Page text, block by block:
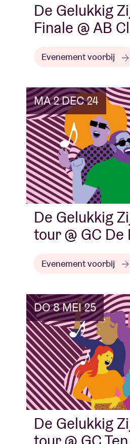
De Gelukkig
Finale @ AB
Evenement voorbij
MA 2 DEC 24
De Gelukkig
tour @ GC De
Evenement voorbij
DO 8 MEI 25
De Gelukkig